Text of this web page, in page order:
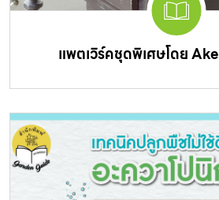
แพตเวิร์คชุดพิเศษโดย